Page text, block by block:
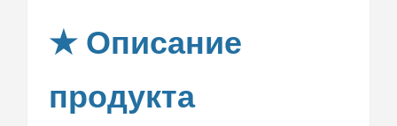
★Описание
продукта